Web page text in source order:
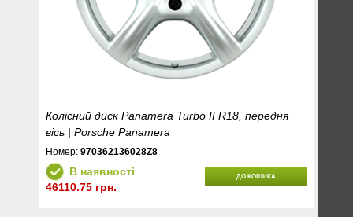
Колісний диск Panamera Turbo II R18, передня
вісь | Porsche Panamera
Номер:970362136028Z8_
В наявності
46110.75 грн.
ДО КОШИКА